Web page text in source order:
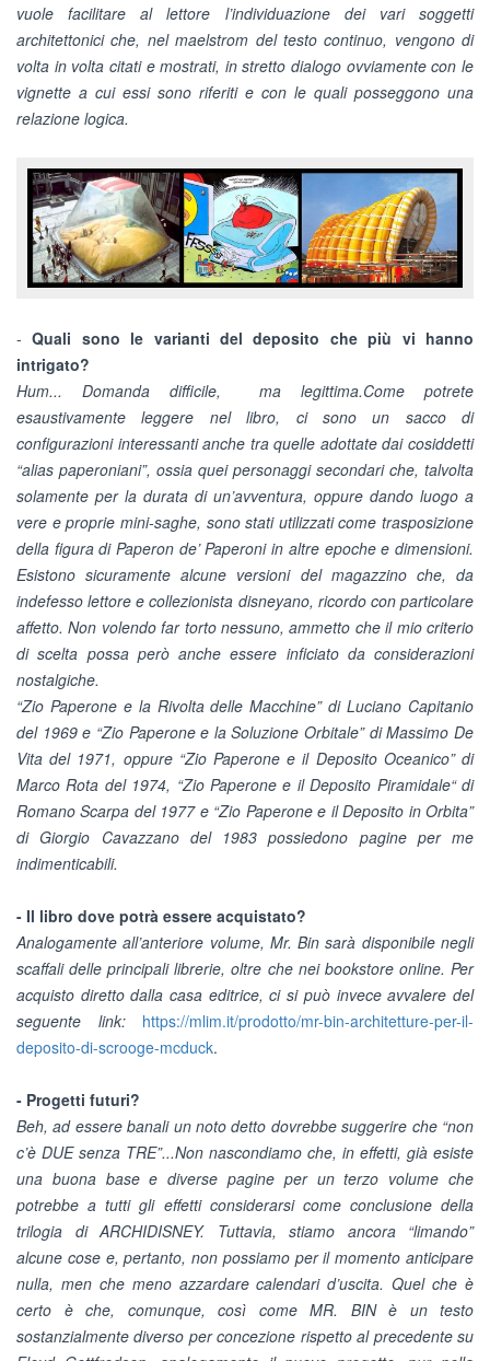
vuole facilitare al lettore l’individuazione dei vari soggetti
architettonici che, nel maelstrom del testo continuo, vengono di
volta in volta citati e mostrati, in stretto dialogo ovviamente con le
vignette a cui essi sono riferiti e con le quali posseggono una
relazione logica.
-Quali sono le varianti del deposito che più vi hanno
intrigato?
Hum... Domanda difficile, ma legittima.Come potrete
esaustivamente leggere nel libro, ci sono un sacco di
configurazioni interessanti anche tra quelle adottate dai cosiddetti
“alias paperoniani”, ossia quei personaggi secondari che, talvolta
solamente per la durata di un’avventura, oppure dando luogo a
vere e proprie mini-saghe, sono stati utilizzati come trasposizione
della figura di Paperon de’ Paperoni in altre epoche e dimensioni.
Esistono sicuramente alcune versioni del magazzino che, da
indefesso lettore e collezionista disneyano, ricordo con particolare
affetto. Non volendo far torto nessuno, ammetto che il mio criterio
di scelta possa però anche essere inficiato da considerazioni
nostalgiche.
“Zio Paperone e la Rivolta delle Macchine” di Luciano Capitanio
del 1969 e “Zio Paperone e la Soluzione Orbitale” di Massimo De
Vita del 1971, oppure “Zio Paperone e il Deposito Oceanico” di
Marco Rota del 1974, “Zio Paperone e il Deposito Piramidale“ di
Romano Scarpa del 1977 e “Zio Paperone e il Deposito in Orbita”
di Giorgio Cavazzano del 1983 possiedono pagine per me
indimenticabili.
- Il libro dove potrà essere acquistato?
Analogamente all’anteriore volume, Mr. Bin sarà disponibile negli
scaffali delle principali librerie, oltre che nei bookstore online. Per
acquisto diretto dalla casa editrice, ci si può invece avvalere del
seguente link:
https://mlim.it/prodotto/mr-bin-architetture-per-il-
deposito-di-scrooge-mcduck.
- Progetti futuri?
Beh, ad essere banali un noto detto dovrebbe suggerire che “non
c’è DUE senza TRE”...Non nascondiamo che, in effetti, già esiste
una buona base e diverse pagine per un terzo volume che
potrebbe a tutti gli effetti considerarsi come conclusione della
trilogia di ARCHIDISNEY. Tuttavia, stiamo ancora “limando”
alcune cose e, pertanto, non possiamo per il momento anticipare
nulla, men che meno azzardare calendari d’uscita. Quel che è
certo è che, comunque, così come MR. BIN è un testo
sostanzialmente diverso per concezione rispetto al precedente su